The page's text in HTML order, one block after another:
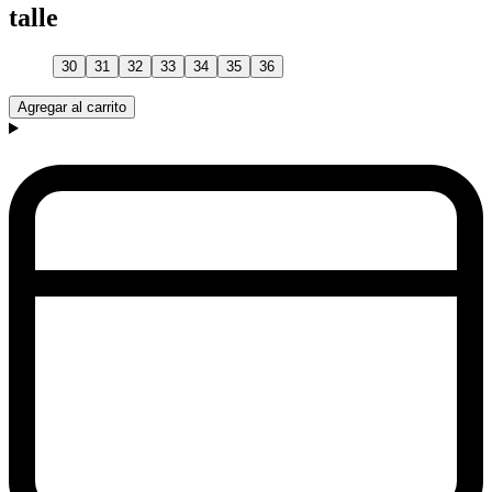
talle
30 31 32 33 34 35 36
Agregar al carrito